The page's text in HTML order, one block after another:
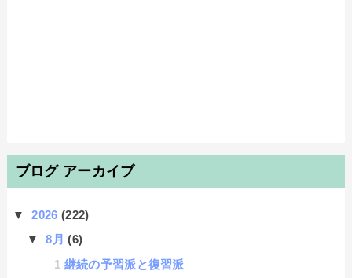
ブログ アーカイブ
▼2026(222)
▼8月(6)
継続の予習派と復習派